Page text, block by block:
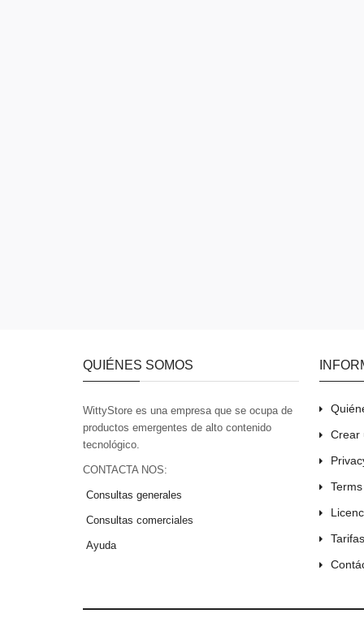
QUIÉNES SOMOS
WittyStore es una empresa que se ocupa de
productos emergentes de alto contenido
tecnológico.
CONTACTA NOS:
Consultas generales
Consultas comerciales
Ayuda
Crear